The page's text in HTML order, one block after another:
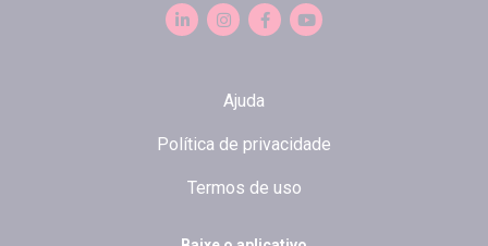
Ajuda
Política de privacidade
Termos de uso